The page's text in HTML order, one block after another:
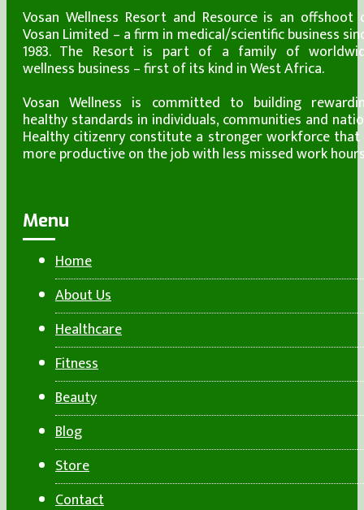
Vosan Wellness Resort and Resource is an offshoot
Vosan Limited – a firm in medical/scientific business
1983. The Resort is part of a family of
wellness business – first of its kind in West Africa.
Vosan Wellness is committed to building
healthy standards in individuals, communities and
Healthy citizenry constitute a stronger workforce that
more productive on the job with less missed work
Menu
Home
About Us
Healthcare
Fitness
Beauty
Blog
Store
Contact